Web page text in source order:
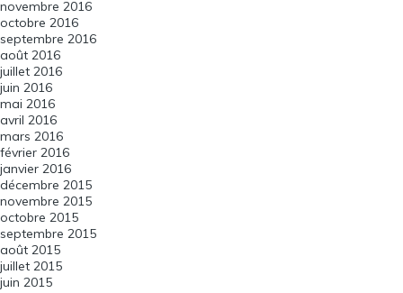
novembre 2016
octobre 2016
septembre 2016
août 2016
juillet 2016
juin 2016
mai 2016
avril 2016
mars 2016
février 2016
janvier 2016
décembre 2015
novembre 2015
octobre 2015
septembre 2015
août 2015
juillet 2015
juin 2015